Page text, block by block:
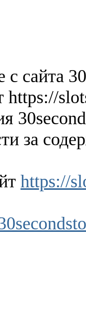
с сайта
https://
за
https://